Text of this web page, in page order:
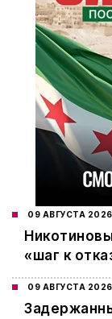
09 АВГУСТА 2026
«шаг к
09 АВГУСТА 2026